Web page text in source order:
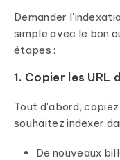
Demander
simple avec le bon
étapes :
1. Copier les URL
Tout d'abord,
souhaitez indexer
De nouveaux